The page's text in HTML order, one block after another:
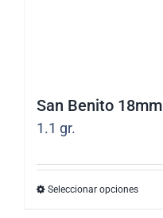
San Benito 18mm
1.1 gr.
Seleccionar opcionesEste